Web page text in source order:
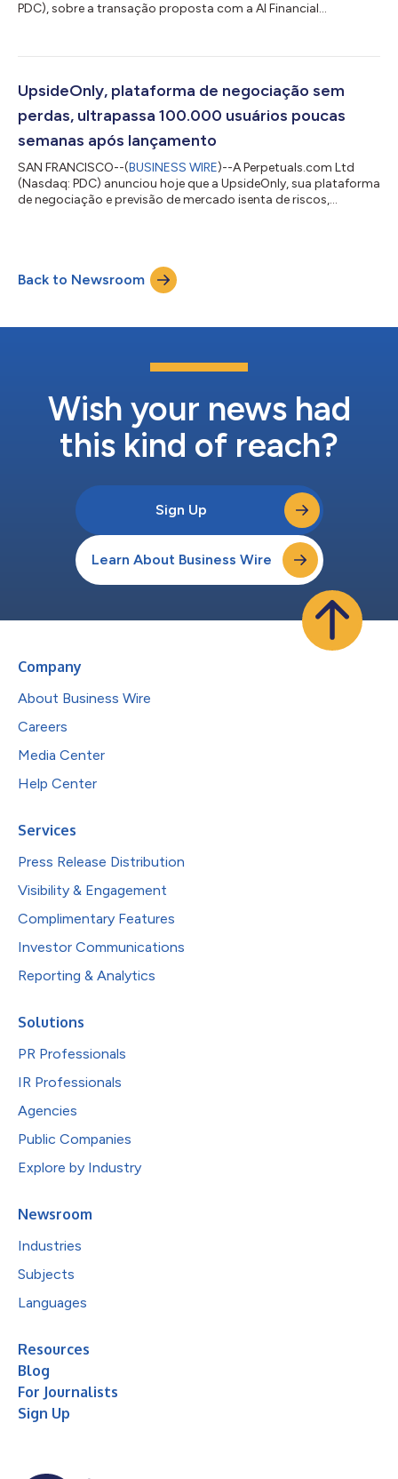
PDC), sobre a transação proposta com a AI Financial
Corporation, e a carta de intenções anterior foi rescindida".
PDC) é uma empresa fintech que desenvolve produtos de
negociação baseados em IA e mercados de pre...
UpsideOnly, plataforma de negociação sem
perdas, ultrapassa 100.000 usuários poucas
semanas após lançamento
SAN FRANCISCO--(BUSINESS WIRE)--A Perpetuals.com Ltd
(Nasdaq: PDC) anunciou hoje que a UpsideOnly, sua plataforma
de negociação e previsão de mercado isenta de riscos,
maio. A UpsideOnly permite que os usuários façam previsões
sobre as tendências dos mercados mundiais de ações,
commodities, câmbio e criptomoedas, sem jamais realizarem
Back to Newsroom
Wish your news had
this kind of reach?
Sign Up
Learn About Business Wire
Company
About Business Wire
Careers
Media Center
Help Center
Services
Press Release Distribution
Visibility & Engagement
Complimentary Features
Investor Communications
Reporting & Analytics
Solutions
PR Professionals
IR Professionals
Agencies
Public Companies
Explore by Industry
Newsroom
Industries
Subjects
Languages
Resources
Blog
For Journalists
Sign Up